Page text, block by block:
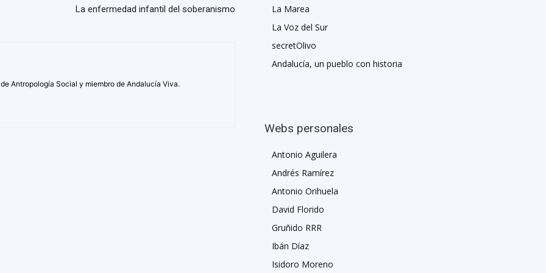
La enfermedad infantil del soberanismo
Antropología Social y miembro de Andalucía Viva.
La Marea
La Voz del Sur
secretOlivo
Andalucía, un pueblo con historia
Webs personales
Antonio Aguilera
Andrés Ramírez
Antonio Orihuela
David Florido
Gruñido RRR
Ibán Díaz
Isidoro Moreno